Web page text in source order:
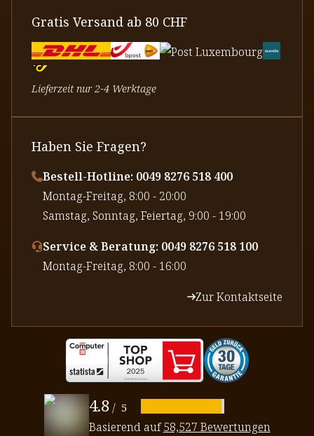
Gratis Versand ab 80 CHF
Lieferzeit nur 2-4 Werktage
Haben Sie Fragen?
Bestell-Hotline: 0049 8276 518 400
⁠Montag-Freitag, 8:00 - 20:00
⁠Samstag, Sonntag, Feiertag, 9:00 - 19:00
Service & Beratung: 0049 8276 518 100
⁠Montag-Freitag, 8:00 - 16:00
Zur Kontaktseite
4.8 / 5
Basierend auf58,527 Bewertungen